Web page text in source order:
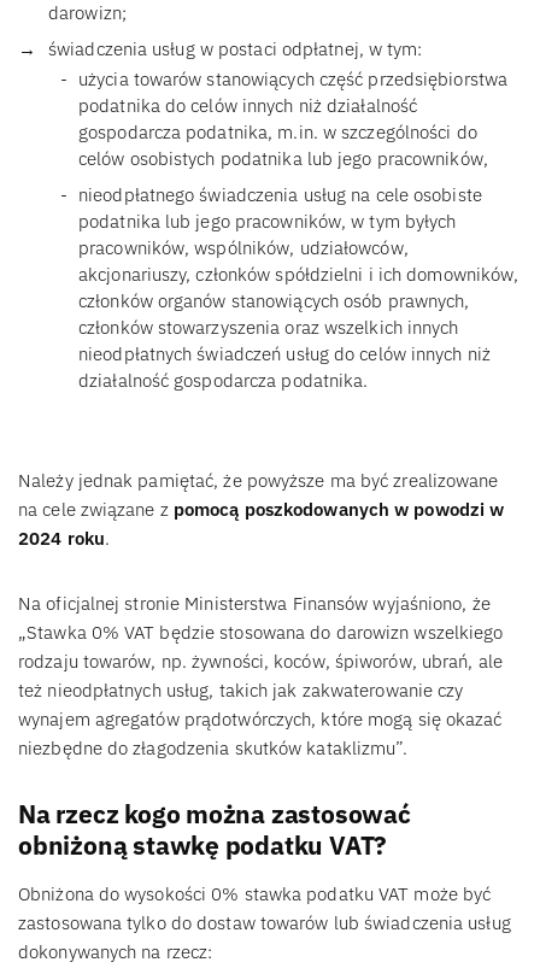
darowizn;
świadczenia usług w postaci odpłatnej, w tym:
użycia towarów stanowiących część przedsiębiorstwa
podatnika do celów innych niż działalność
gospodarcza podatnika, m.in. w szczególności do
celów osobistych podatnika lub jego pracowników,
nieodpłatnego świadczenia usług na cele osobiste
podatnika lub jego pracowników, w tym byłych
pracowników, wspólników, udziałowców,
akcjonariuszy, członków spółdzielni i ich domowników,
członków organów stanowiących osób prawnych,
członków stowarzyszenia oraz wszelkich innych
nieodpłatnych świadczeń usług do celów innych niż
działalność gospodarcza podatnika.
Należy jednak pamiętać, że powyższe ma być zrealizowane
na cele związane z pomocą poszkodowanych w powodzi w
2024 roku.
Na oficjalnej stronie Ministerstwa Finansów wyjaśniono, że
„Stawka 0% VAT będzie stosowana do darowizn wszelkiego
rodzaju towarów, np. żywności, koców, śpiworów, ubrań, ale
też nieodpłatnych usług, takich jak zakwaterowanie czy
wynajem agregatów prądotwórczych, które mogą się okazać
niezbędne do złagodzenia skutków kataklizmu”.
Na rzecz kogo można zastosować
obniżoną stawkę podatku VAT?
Obniżona do wysokości 0% stawka podatku VAT może być
zastosowana tylko do dostaw towarów lub świadczenia usług
dokonywanych na rzecz: